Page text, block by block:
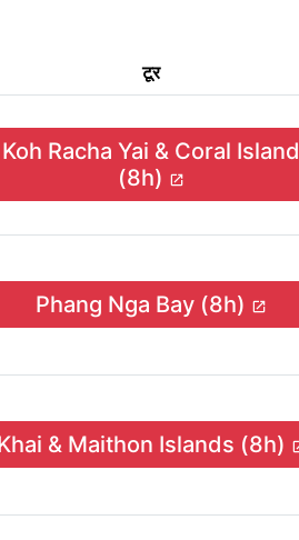
टूर
Koh Racha Yai & Coral Island
(8h)
Phang Nga Bay (8h)
& Maithon Islands (8h)